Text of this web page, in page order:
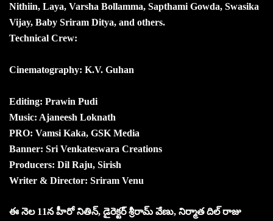
Nithiin, Laya, Varsha Bollamma, Sapthami Gowda, Swasika
Vijay, Baby Sriram Ditya, and others.
Technical Crew:
Cinematography: K.V. Guhan
Editing: Prawin Pudi
Music: Ajaneesh Loknath
PRO: Vamsi Kaka, GSK Media
Banner: Sri Venkateswara Creations
Producers: Dil Raju, Sirish
Writer & Director: Sriram Venu
ఈ నెల 11న హీరో నితిన్, డైరెక్టర్ శ్రీరామ్ వేణు, నిర్మాత దిల్ రాజు